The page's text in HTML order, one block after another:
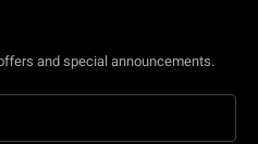
and special announcements.